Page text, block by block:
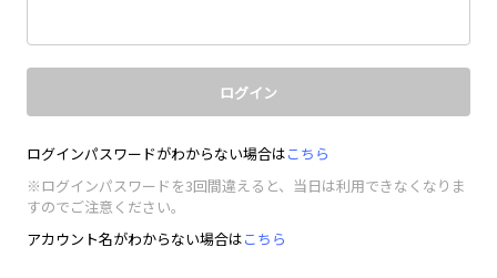
ログイン
ログインパスワードがわからない場合はこちら
※ログインパスワードを3回間違えると、当日は利用できなくなりま
すのでご注意ください。
アカウント名がわからない場合はこちら